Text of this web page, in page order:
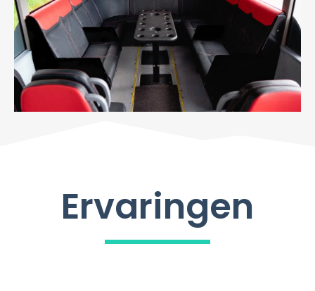
Ervaringen